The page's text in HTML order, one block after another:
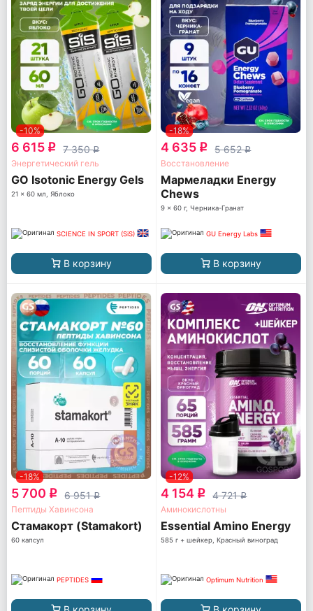
-10%
6 615 q 7 350q
Энергетический гель
GO Isotonic Energy Gels
21 x 60 мл, Яблоко
SCIENCE IN SPORT (SiS)
В корзину
-18%
4 635 q 5 652q
Восстановление
Мармеладки Energy
Chews
9 x 60 г, Черника-Гранат
GU Energy Labs
В корзину
-18%
5 700 q 6 951q
Пептиды Хавинсона
Стамакорт (Stamakort)
60 капсул
PEPTIDES
-12%
4 154 q 4 721q
Аминокислотны
Essential Amino Energy
585 г + шейкер, Красный виноград
Optimum Nutrition